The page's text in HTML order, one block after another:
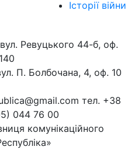
Історії війни
вул. Ревуцького 44-б, оф.
П. Болбочана, 4, оф. 10
тел. +38
044 76 00
комунікаційного